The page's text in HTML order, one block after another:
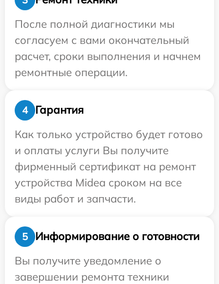
После полной диагностики мы
согласуем с вами окончательный
расчет, сроки выполнения и начнем
ремонтные операции.
4
Гарантия
Как только устройство будет готово
и оплаты услуги Вы получите
фирменный сертификат на ремонт
устройства Midea сроком на все
виды работ и запчасти.
5
Информирование о готовности
Вы получите уведомление о
завершении ремонта техники